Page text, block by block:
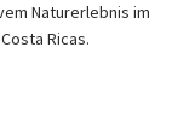
Naturerlebnis im
Ricas.